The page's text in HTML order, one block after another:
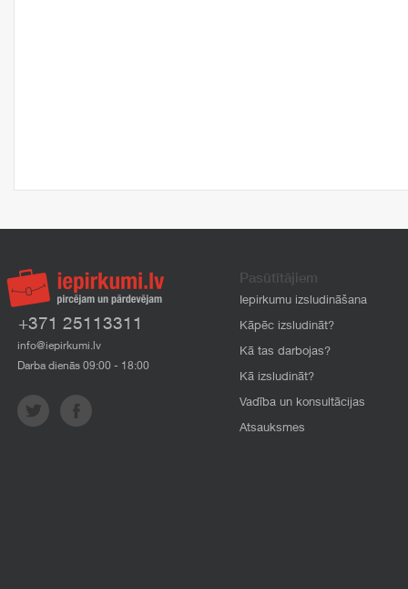
+371 25113311
info@iepirkumi.lv
Darba dienās 09:00 - 18:00
Pasūtītājiem
Iepirkumu izsludināšana
Kāpēc izsludināt?
Kā tas darbojas?
Kā izsludināt?
Vadība un konsultācijas
Atsauksmes